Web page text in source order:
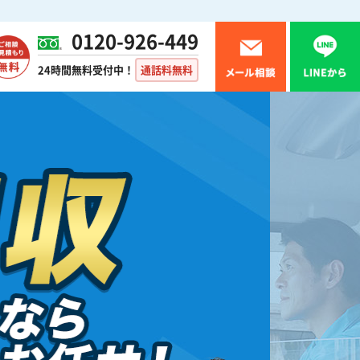
0120-926-449
24時間無料受付中！ 通話料無料